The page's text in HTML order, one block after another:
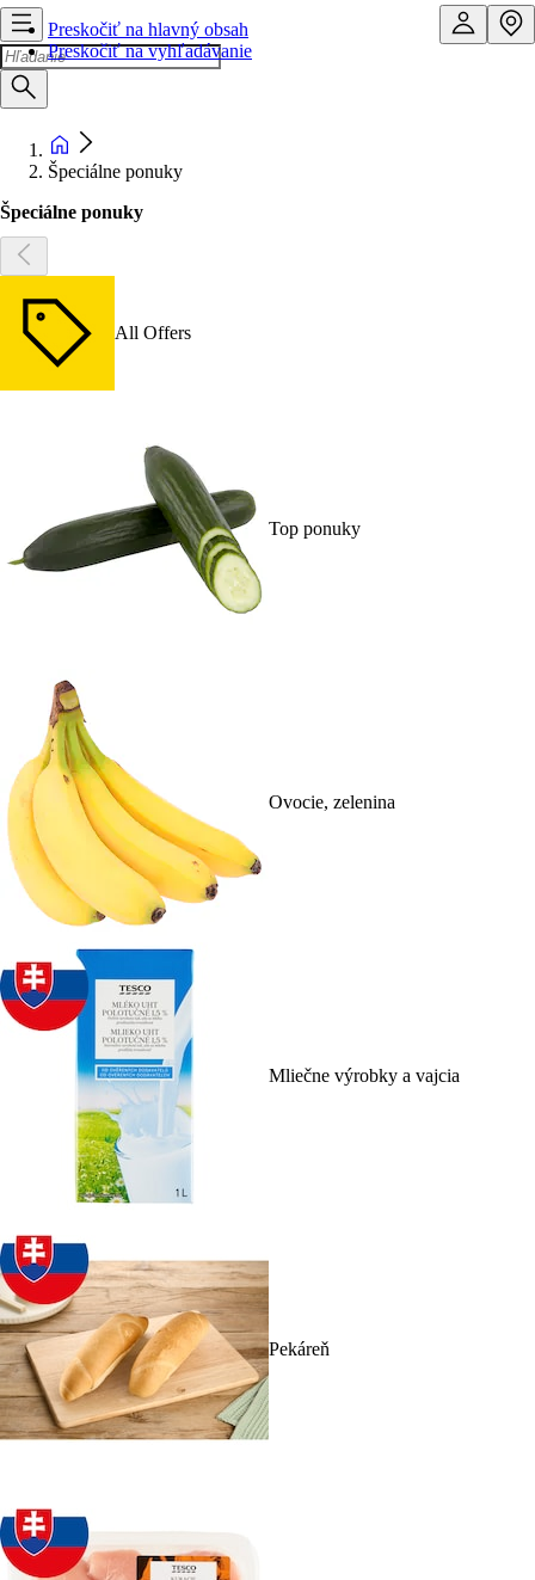
Preskočiť na hlavný obsah
Preskočiť na vyhľadávanie
Špeciálne ponuky
Špeciálne ponuky
All Offers
Top ponuky
Ovocie, zelenina
Mliečne výrobky a vajcia
Pekáreň